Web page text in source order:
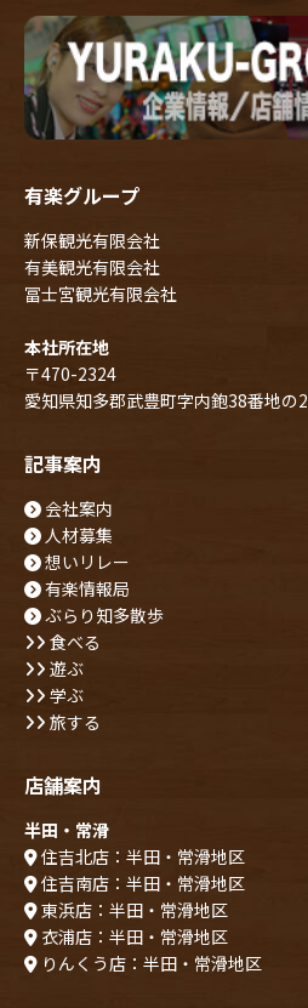
有楽グループ
新保観光有限会社
有美観光有限会社
冨士宮観光有限会社
本社所在地
〒470-2324
愛知県知多郡武豊町字内鉋38番地の2
記事案内
会社案内
人材募集
想いリレー
有楽情報局
ぶらり知多散歩
食べる
遊ぶ
学ぶ
旅する
店舗案内
半田・常滑
住吉北店：半田・常滑地区
住吉南店：半田・常滑地区
東浜店：半田・常滑地区
衣浦店：半田・常滑地区
りんくう店：半田・常滑地区